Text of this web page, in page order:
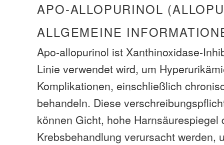
APO-ALLOPURINOL
ALLGEMEINE
Apo-allopurinol ist Xanthinoxidase-
Linie verwendet wird, um
Komplikationen, einschließlich
behandeln. Diese
können Gicht, hohe Harnsäurespiegel
Krebsbehandlung verursacht werden,